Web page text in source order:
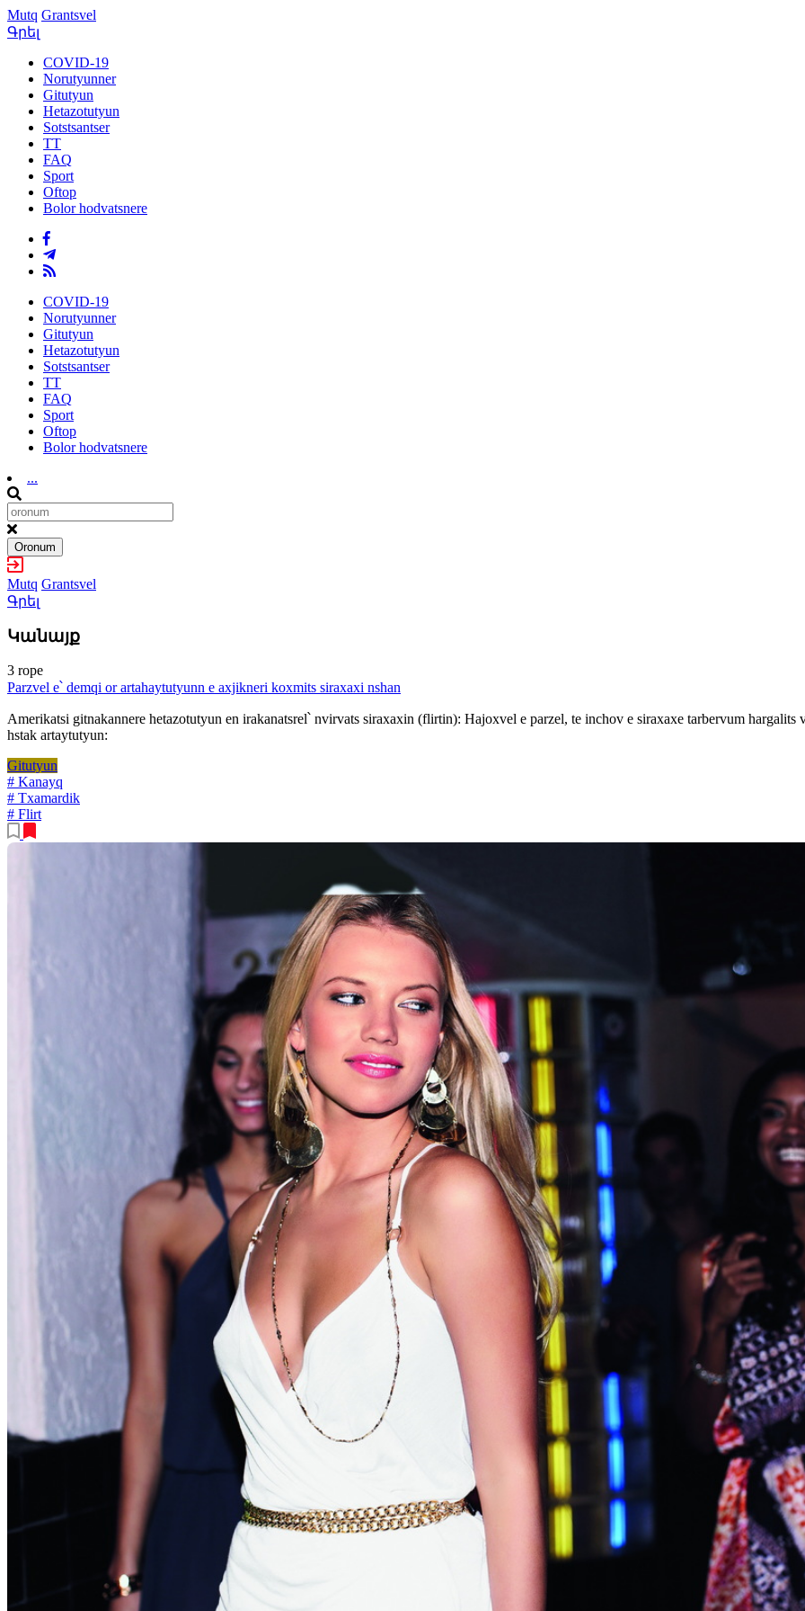
Mutq Grantsvel
Գրել
COVID-19
Norutyunner
Gitutyun
Hetazotutyun
Sotstsantser
TT
FAQ
Sport
Oftop
Bolor hodvatsnere
COVID-19
Norutyunner
Gitutyun
Hetazotutyun
Sotstsantser
TT
FAQ
Sport
Oftop
Bolor hodvatsnere
...
Oronum
Mutq Grantsvel
Գրել
Կանայք
3 rope
Parzvel e՝ demqi or artahaytutyunn e axjikneri koxmits siraxaxi nshan
Amerikatsi gitnakannere hetazotutyun en irakanatsrel՝ nvirvats siraxaxin (flirtin): Hajoxvel e parzel, te inchov e siraxaxe tarbervum
hstak artaytutyun:
Gitutyun
# Kanayq
# Txamardik
# Flirt